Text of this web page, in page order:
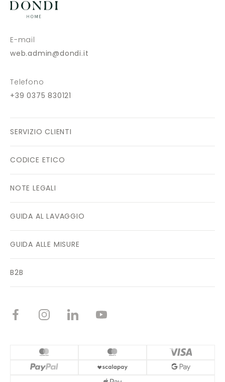
E-mail
web.admin@dondi.it
Telefono
+39 0375 830121
SERVIZIO CLIENTI
CODICE ETICO
NOTE LEGALI
GUIDA AL LAVAGGIO
GUIDA ALLE MISURE
B2B